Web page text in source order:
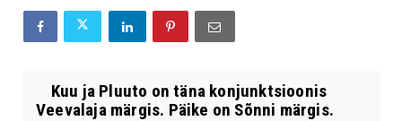
Kuu ja Pluuto on täna konjunktsioonis
Veevalaja märgis. Päike on Sõnni märgis.